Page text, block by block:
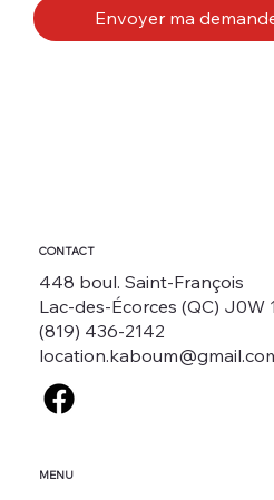
Envoyer ma
CONTACT
448 boul. Saint-François
Lac-des-Écorces (QC) J0W
(819) 436-2142
MENU